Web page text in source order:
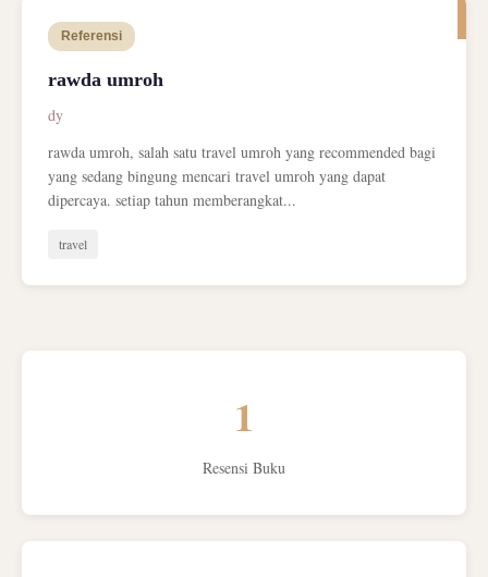
Referensi
rawda umroh
dy
rawda umroh, salah satu travel umroh yang recommended bagi
yang sedang bingung mencari travel umroh yang dapat
dipercaya. setiap tahun memberangkat...
travel
1
Resensi Buku